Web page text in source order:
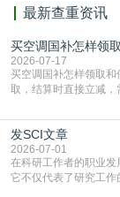
最新查重资讯
买空调国补怎样领
2026-07-17
买空调国补怎样领取
取，结算时直接立减‌，
能领到补贴首选‌京东
4949】等，口令会随
复制粘贴【8$FKFGgJq
发SCI文章
2026-07-01
在科研工作者的职业发
它不仅代表了研究工作